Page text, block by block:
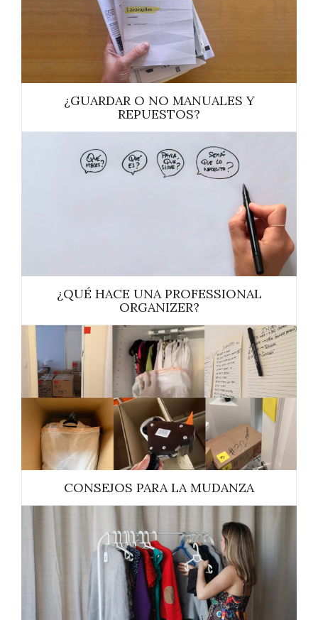
¿GUARDAR O NO MANUALES Y
REPUESTOS?
¿QUÉ HACE UNA PROFESSIONAL
ORGANIZER?
CONSEJOS PARA LA MUDANZA